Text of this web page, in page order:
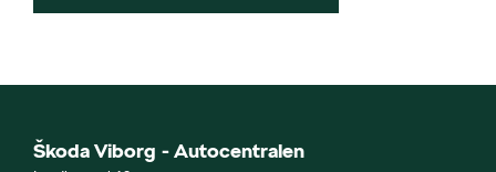
Škoda Viborg - Autocentralen